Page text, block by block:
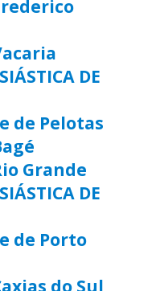
DE
de Pelotas
Grande
DE
de Porto
do Sul